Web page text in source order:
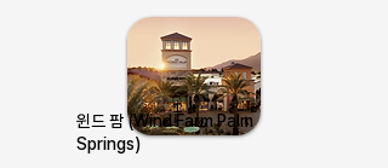
윈드 팜 (Wind Farm Palm
Springs)